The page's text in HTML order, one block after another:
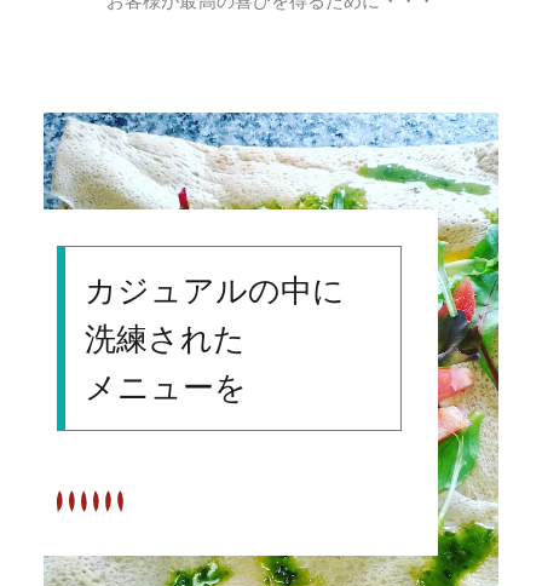
カジュアルの中に
洗練された
メニューを